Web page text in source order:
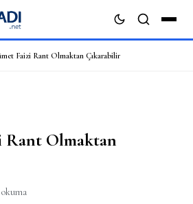
Faizi Rant Olmaktan Çıkarabilir
Rant Olmaktan